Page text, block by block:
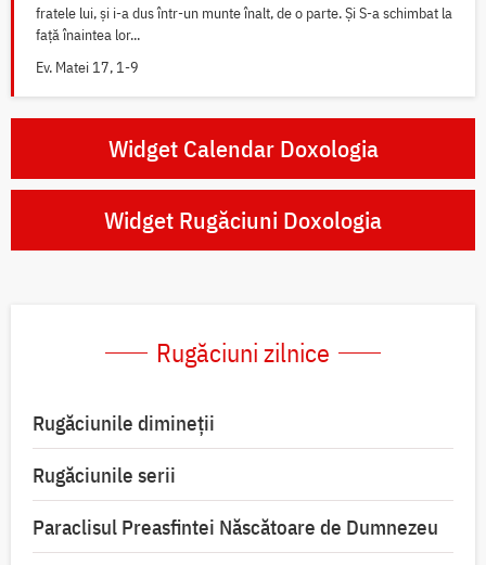
fratele lui, și i-a dus într-un munte înalt, de o parte. Și S-a schimbat la
față înaintea lor...
Ev. Matei 17, 1-9
Widget Calendar Doxologia
Widget Rugăciuni Doxologia
Rugăciuni zilnice
Rugăciunile dimineții
Rugăciunile serii
Paraclisul Preasfintei Născătoare de Dumnezeu